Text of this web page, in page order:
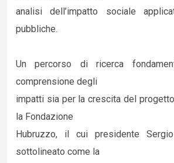
analisi dell’impatto sociale
pubbliche.
Un percorso di ricerca
comprensione degli
impatti sia per la crescita del
la Fondazione
Hubruzzo, il cui presidente
sottolineato come la